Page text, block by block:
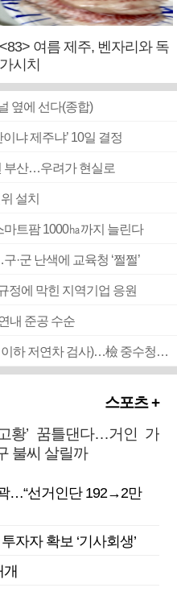
<83> 여름 제주, 벤자리와 독
가시치
옆에 선다(종합)
냐 제주냐’ 10일 결정
부산…우려가 현실로
설치
마트팜 1000㏊까지 늘린다
·군 난색에 교육청 ‘쩔쩔’
정에 막힌 지역기업 응원
내 준공 수순
■ 검사 신분 버리고 직급하향(10년 이하 저연차 검사)…檢 중수청행 기피
스포츠 +
고황’ 꿈틀댄다…거인 가
불씨 살릴까
…“선거인단 192→2만
자자 확보 ‘기사회생’